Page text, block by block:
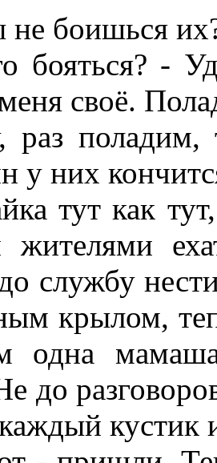
боишься
бояться? -
своё.
поладим,
у них
тут как тут,
жителями
службу
крылом,
одна мамаша
до
кустик